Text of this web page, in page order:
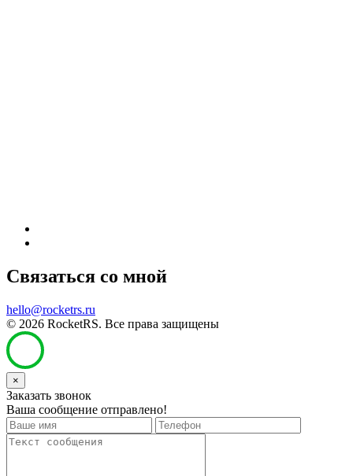
Связаться со мной
hello@rocketrs.ru
© 2026 RocketRS. Все права защищены
×
Заказать звонок
Ваша сообщение отправлено!